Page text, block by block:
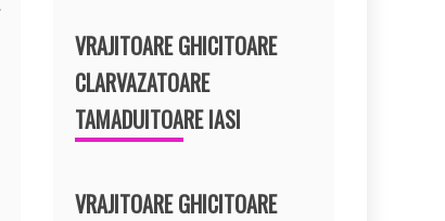
VRAJITOARE GHICITOARE
CLARVAZATOARE
TAMADUITOARE IASI
VRAJITOARE GHICITOARE